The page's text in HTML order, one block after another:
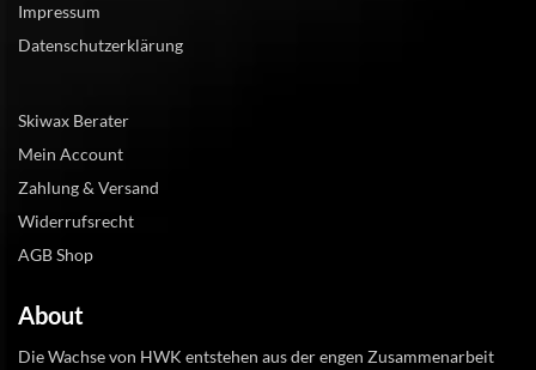
Impressum
Datenschutzerklärung
Skiwax Berater
Mein Account
Zahlung & Versand
Widerrufsrecht
AGB Shop
About
Die Wachse von HWK entstehen aus der engen Zusammenarbeit